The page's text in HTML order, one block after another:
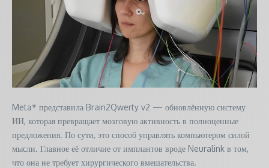
Meta* представила Brain2Qwerty v2 — обновлённую систему
ИИ, которая превращает мозговую активность в полноценные
предложения. По сути, это способ управлять компьютером силой
мысли. Главное её отличие от имплантов вроде Neuralink в том,
что она не требует хирургического вмешательства.